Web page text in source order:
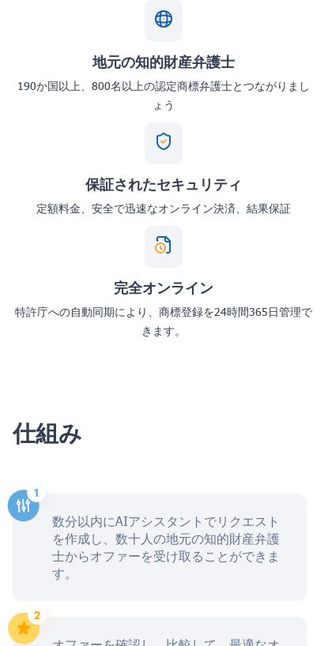
地元の知的財産弁護士
190か国以上、800名以上の認定商標弁護士とつながりまし
ょう
保証されたセキュリティ
定額料金、安全で迅速なオンライン決済、結果保証
完全オンライン
特許庁への自動同期により、商標登録を24時間365日管理で
きます。
仕組み
数分以内にAIアシスタントでリクエスト
を作成し、数十人の地元の知的財産弁護
士からオファーを受け取ることができま
す。